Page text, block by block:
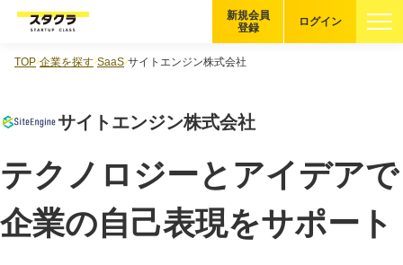
企業を探す
適性診断 無料・5分
スタクラが選ばれる理由
ログイン
新規会員
登録
TOP 企業を探す SaaS サイトエンジン株式会社
サイトエンジン株式会社
テクノロジーとアイデアで
企業の自己表現をサポート